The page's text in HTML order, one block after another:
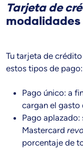
Tarjeta de
Tu tarjeta de
estos tipos de pago:
Pago único: a
cargan el gasto
Pago
Mastercard
porcentaje de